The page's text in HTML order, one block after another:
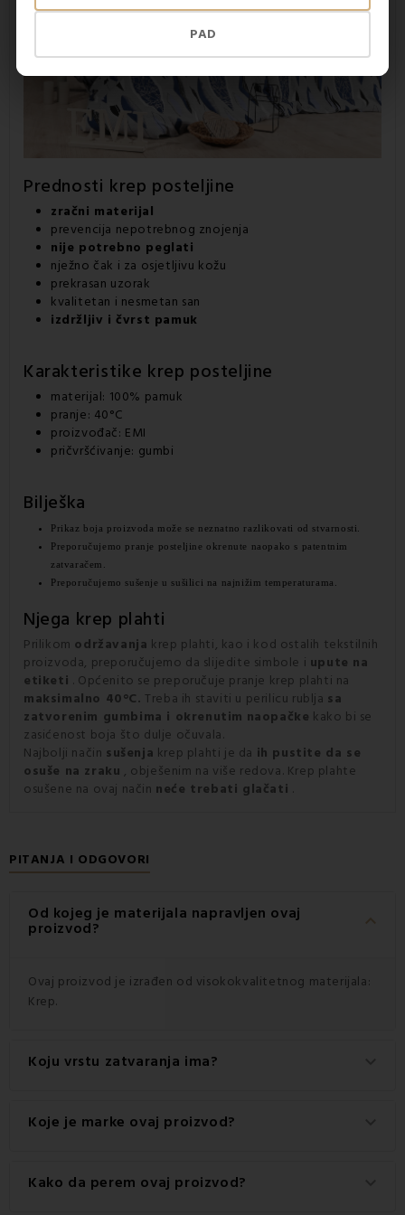
PAD
Prednosti krep posteljine
zračni materijal
prevencija nepotrebnog znojenja
nije potrebno peglati
nježno čak i za osjetljivu kožu
prekrasan uzorak
kvalitetan i nesmetan san
izdržljiv i čvrst pamuk
Karakteristike krep posteljine
materijal: 100% pamuk
pranje: 40°C
proizvođač: EMI
pričvršćivanje: gumbi
Bilješka
Prikaz boja proizvoda može se neznatno razlikovati od stvarnosti.
Preporučujemo pranje posteljine okrenute naopako s patentnim
zatvaračem.
Preporučujemo sušenje u sušilici na najnižim temperaturama.
Njega krep plahti
Prilikom održavanja krep plahti, kao i kod ostalih tekstilnih
proizvoda, preporučujemo da slijedite simbole i upute na
etiketi . Općenito se preporučuje pranje krep plahti na
maksimalno 40°C. Treba ih staviti u perilicu rublja sa
zatvorenim gumbima i okrenutim naopačke kako bi se
zasićenost boja što dulje očuvala.
Najbolji način sušenja krep plahti je da ih pustite da se
osuše na zraku , obješenim na više redova. Krep plahte
osušene na ovaj način neće trebati glačati .
PITANJA I ODGOVORI
Od kojeg je materijala napravljen ovaj
proizvod? keyboard_arrow_down
Ovaj proizvod je izrađen od visokokvalitetnog materijala:
Krep.
Koju vrstu zatvaranja ima?
Ovaj proizvod ima praktično zatvaranje na Gumbi.
Koje je marke ovaj proizvod?
Ovo je autentični proizvod marke EMI.
Kako da perem ovaj proizvod?